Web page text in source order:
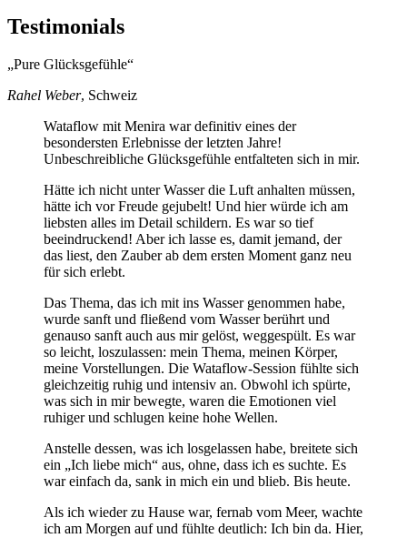
Testimonials
Pure Glücksgefühle
Rahel Weber, Schweiz
Wataflow mit Menira war definitiv eines der
besondersten Erlebnisse der letzten Jahre!
Unbeschreibliche Glücksgefühle entfalteten sich in mir.
Hätte ich nicht unter Wasser die Luft anhalten müssen,
hätte ich vor Freude gejubelt! Und hier würde ich am
liebsten alles im Detail schildern. Es war so tief
beeindruckend! Aber ich lasse es, damit jemand, der
das liest, den Zauber ab dem ersten Moment ganz neu
für sich erlebt.
Das Thema, das ich mit ins Wasser genommen habe,
wurde sanft und fließend vom Wasser berührt und
genauso sanft auch aus mir gelöst, weggespült. Es war
so leicht, loszulassen: mein Thema, meinen Körper,
meine Vorstellungen. Die Wataflow-Session fühlte sich
gleichzeitig ruhig und intensiv an. Obwohl ich spürte,
was sich in mir bewegte, waren die Emotionen viel
ruhiger und schlugen keine hohe Wellen.
Anstelle dessen, was ich losgelassen habe, breitete sich
ein „Ich liebe mich“ aus, ohne, dass ich es suchte. Es
war einfach da, sank in mich ein und blieb. Bis heute.
Als ich wieder zu Hause war, fernab vom Meer, wachte
ich am Morgen auf und fühlte deutlich: Ich bin da. Hier,